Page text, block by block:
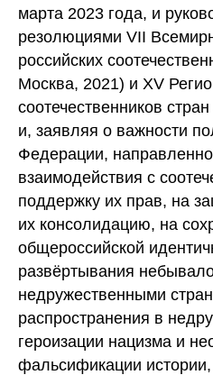
марта 2023 года, и
резолюциями VII
российских
Москва, 2021) и XV
соотечественников
и, заявляя о важности
Федерации,
взаимодействия с
поддержку их прав, на
их консолидацию, на
общероссийской
развёртывания
недружественными
распространения в
героизации нацизма и
фальсификации истории,